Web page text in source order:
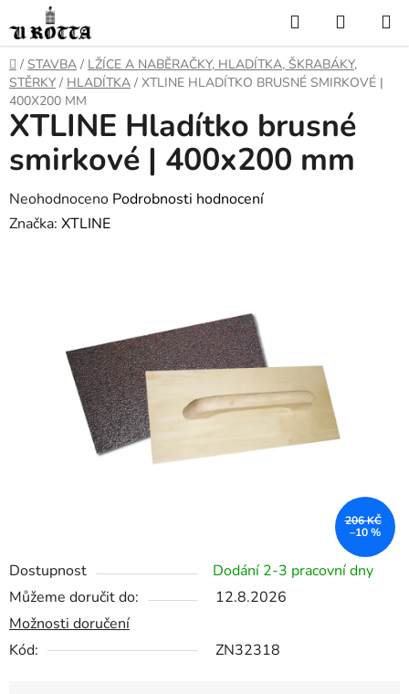
na
obsah
Hledat
KOŠÍK
DOMŮ
/ STAVBA / LŽÍCE A NABĚRAČKY, HLADÍTKA, ŠKRABÁKY,
STĚRKY / HLADÍTKA / XTLINE HLADÍTKO BRUSNÉ SMIRKOVÉ |
400X200 MM
Dostupnost
Dodání 2-3 pracovní dny
Můžeme doručit do:
12.8.2026
Možnosti doručení
Kód:
ZN32318
XTLINE Hladítko brusné
smirkové | 400x200 mm
Průměrné
hodnocení
hvězdiček.
Neohodnoceno Podrobnosti hodnocení
Značka: XTLINE
206 KČ
–10 %